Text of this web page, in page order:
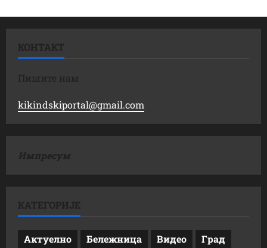
КОНТАКТ
Пишите нам
kikindskiportal@gmail.com
Импресум
КАТЕГОРИЈЕ
Актуелно Бележница Видео Град